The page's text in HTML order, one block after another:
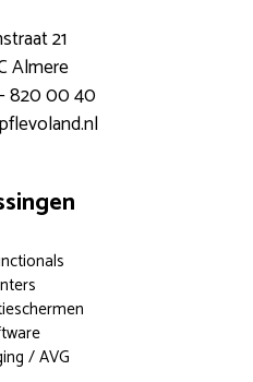
21
Almere
820 00 40
/ AVG